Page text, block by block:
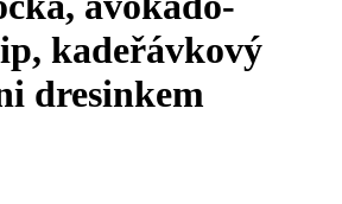
kadeřávkový
dresinkem